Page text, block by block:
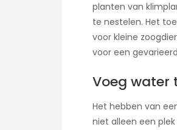
planten van
te nestelen. Het
voor kleine
voor een
Voeg water
Het hebben van
niet alleen een